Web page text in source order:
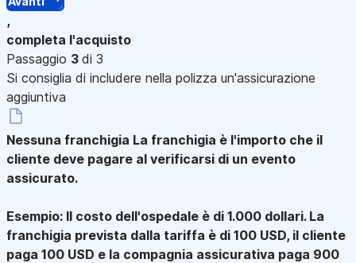
,
completa l'acquisto
Passaggio 3 di 3
Si consiglia di includere nella polizza un'assicurazione
aggiuntiva
Nessuna franchigia La franchigia è l'importo che il
cliente deve pagare al verificarsi di un evento
assicurato.
Esempio: Il costo dell'ospedale è di 1.000 dollari. La
franchigia prevista dalla tariffa è di 100 USD, il cliente
paga 100 USD e la compagnia assicurativa paga 900